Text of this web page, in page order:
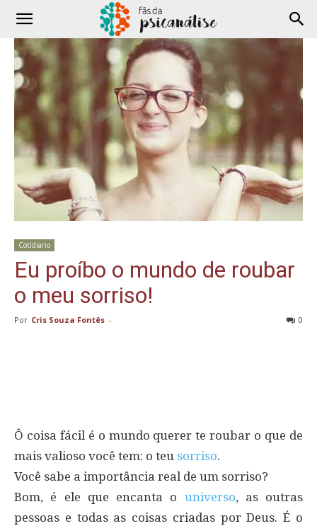
Cotidiano
Eu proíbo o mundo de roubar
o meu sorriso!
Por Cris Souza Fontês - 0
Ô coisa fácil é o mundo querer te roubar o que de
mais valioso você tem: o teu sorriso.
Você sabe a importância real de um sorriso?
Bom, é ele que encanta o universo, as outras
pessoas e todas as coisas criadas por Deus. É o